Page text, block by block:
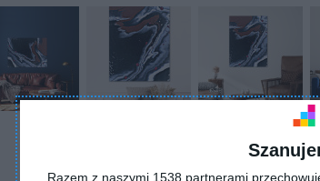
Razem z naszymi 1538 partnerami